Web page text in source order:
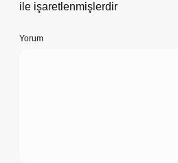
ile işaretlenmişlerdir
Yorum